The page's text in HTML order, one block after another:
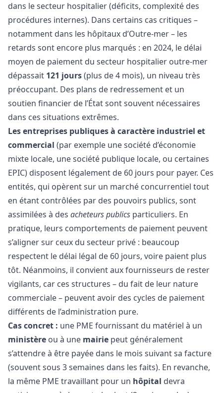
dans le secteur hospitalier (déficits, complexité des
procédures internes). Dans certains cas critiques –
notamment dans les hôpitaux d’Outre-mer – les
retards sont encore plus marqués : en 2024, le délai
moyen de paiement du secteur hospitalier outre-mer
dépassait 121 jours(plus de 4 mois), un niveau très
préoccupant. Des plans de redressement et un
soutien financier de l’État sont souvent nécessaires
dans ces situations extrêmes.
Les entreprises publiques à caractère industriel et
commercial (par exemple une société d’économie
mixte locale, une société publique locale, ou certaines
EPIC) disposent légalement de 60 jours pour payer. Ces
entités, qui opèrent sur un marché concurrentiel tout
en étant contrôlées par des pouvoirs publics, sont
assimilées à des acheteurs publics particuliers. En
pratique, leurs comportements de paiement peuvent
s’aligner sur ceux du secteur privé : beaucoup
respectent le délai légal de 60 jours, voire paient plus
tôt. Néanmoins, il convient aux fournisseurs de rester
vigilants, car ces structures – du fait de leur nature
commerciale – peuvent avoir des cycles de paiement
différents de l’administration pure.
Cas concret : une PME fournissant du matériel à un
ministère ou à une mairie peut généralement
s’attendre à être payée dans le mois suivant sa facture
(souvent sous 3 semaines dans les faits). En revanche,
la même PME travaillant pour un hôpital devra